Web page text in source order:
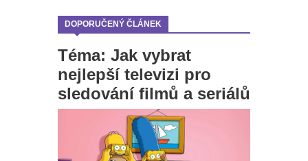
DOPORUČENÝ ČLÁNEK
Téma: Jak vybrat
nejlepší televizi pro
sledování filmů a seriálů